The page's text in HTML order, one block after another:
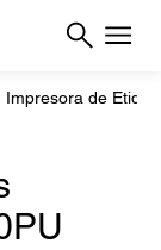
Impresora de